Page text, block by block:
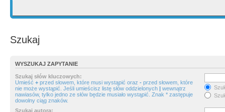
Szukaj
WYSZUKAJ ZAPYTANIE
Szukaj słów kluczowych:
Umieść + przed słowem, które musi wystąpić oraz - przed słowem, które
nie może wystąpić. Jeśli umieścisz listę słów oddzielonych | wewnątrz
nawiasów, tylko jedno ze słów będzie musiało wystąpić. Znak * zastępuje
dowolny ciąg znaków.
Szukaj autora: